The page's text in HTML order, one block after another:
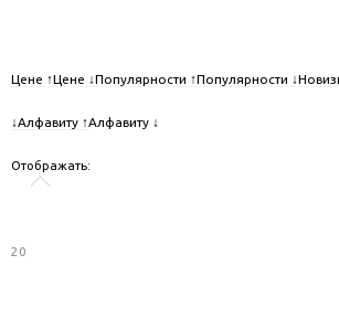
Цене ↑Цене ↓Популярности ↑Популярности ↓
↓Алфавиту ↑Алфавиту ↓
Отображать:
20